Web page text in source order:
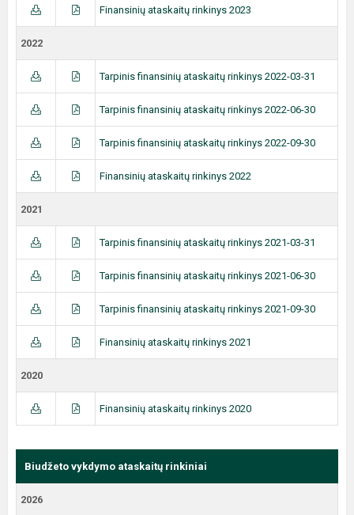
Finansinių ataskaitų rinkinys 2023
2022
Tarpinis finansinių ataskaitų rinkinys 2022-03-31
Tarpinis finansinių ataskaitų rinkinys 2022-06-30
Tarpinis finansinių ataskaitų rinkinys 2022-09-30
Finansinių ataskaitų rinkinys 2022
2021
Tarpinis finansinių ataskaitų rinkinys 2021-03-31
Tarpinis finansinių ataskaitų rinkinys 2021-06-30
Tarpinis finansinių ataskaitų rinkinys 2021-09-30
Finansinių ataskaitų rinkinys 2021
2020
Finansinių ataskaitų rinkinys 2020
Biudžeto vykdymo ataskaitų rinkiniai
2026